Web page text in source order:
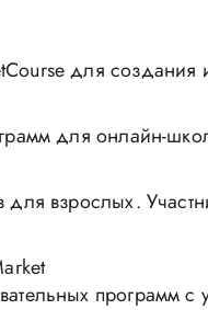
для
для онлайн-
взрослых.
программ